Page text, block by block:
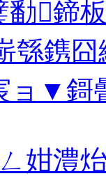
勫鍗
綔鎸
ョ▼鎶
姏澧